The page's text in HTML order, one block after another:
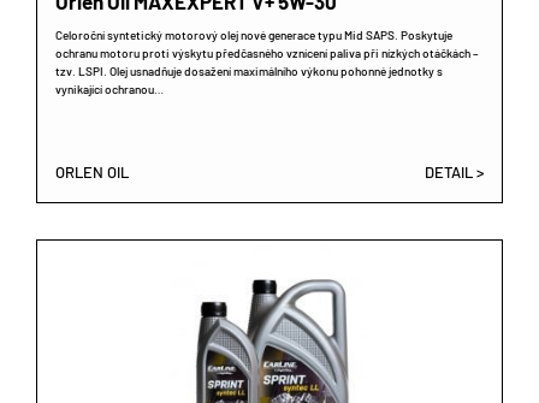
Celoroční syntetický motorový olej nové generace typu Mid SAPS. Poskytuje
ochranu motoru proti výskytu předčasného vznícení paliva při nízkých otáčkách –
tzv. LSPI. Olej usnadňuje dosažení maximálního výkonu pohonné jednotky s
vynikající ochranou…
ORLEN OIL DETAIL >